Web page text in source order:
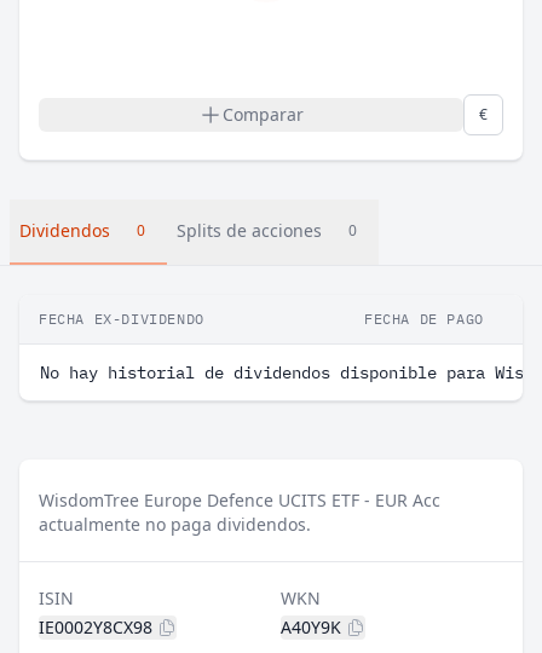
Comparar €
Dividendos 0 Splits de acciones 0
FECHA EX-DIVIDENDO FECHA DE PAGO
No hay historial de dividendos disponible para
WisdomTree Europe Defence UCITS ETF - EUR Acc
actualmente no paga dividendos.
ISIN
IE0002Y8CX98
WKN
A40Y9K